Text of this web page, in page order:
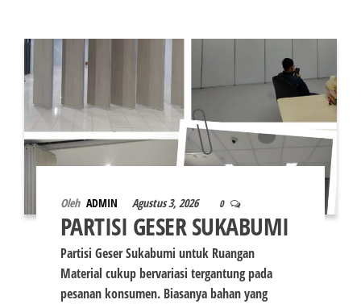
Oleh ADMIN Agustus 3, 2026 0
PARTISI GESER SUKABUMI
Partisi Geser Sukabumi untuk Ruangan
Material cukup bervariasi tergantung pada
pesanan konsumen. Biasanya bahan yang